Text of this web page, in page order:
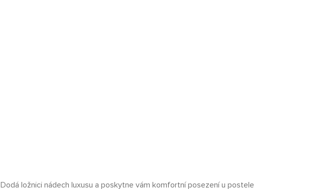
Dodá ložnici nádech luxusu a poskytne vám komfortní posezení u postele